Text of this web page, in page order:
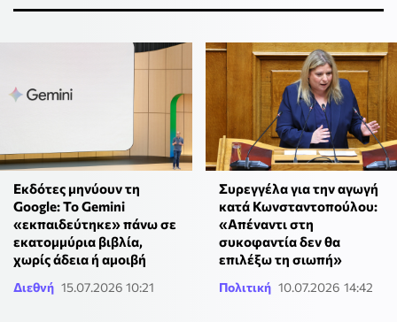
Εκδότες μηνύουν τη
Google: Το Gemini
«εκπαιδεύτηκε» πάνω σε
εκατομμύρια βιβλία,
χωρίς άδεια ή αμοιβή
Διεθνή 15.07.2026 10:21
Συρεγγέλα για την αγωγή
κατά Κωνσταντοπούλου:
«Απέναντι στη
συκοφαντία δεν θα
επιλέξω τη σιωπή»
Πολιτική 10.07.2026 14:42